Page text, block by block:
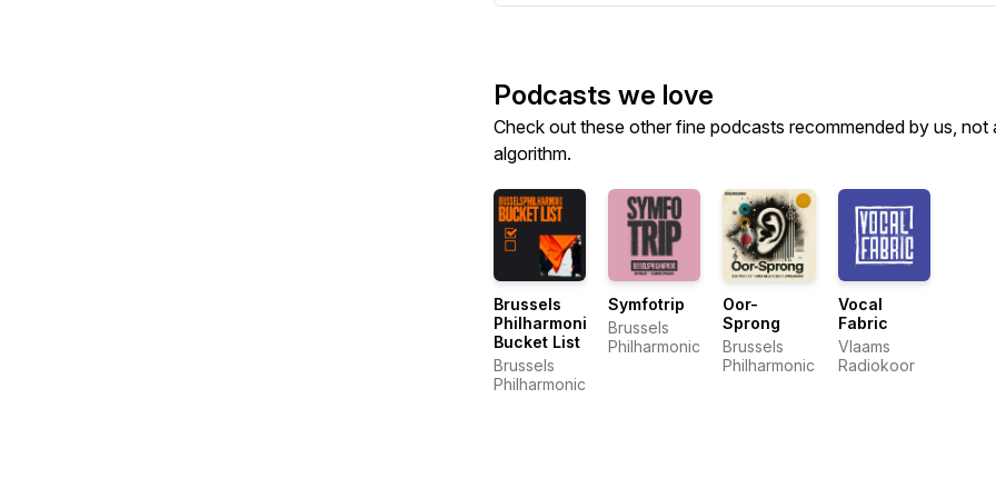
Podcasts we love
Check out these other fine podcasts recommended by us, not
algorithm.
Brussels
Philharmonic
Bucket List
Brussels
Philharmonic
Symfotrip
Brussels
Philharmonic
Oor-
Sprong
Brussels
Philharmonic
Vocal
Fabric
Vlaams
Radiokoor